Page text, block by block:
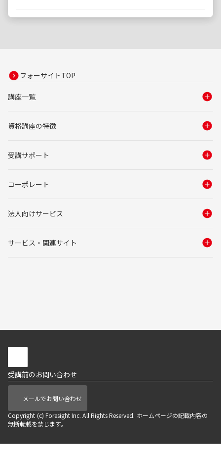
フォーサイトTOP
講座一覧
資格講座の特徴
受講サポート
コーポレート
法人向けサービス
サービス・関連サイト
受講前のお問い合わせ
メールでお問い合わせ
Copyright (c) Foresight Inc. All Rights Reserved. ホームページの記載内容の
無断転載を禁じます。